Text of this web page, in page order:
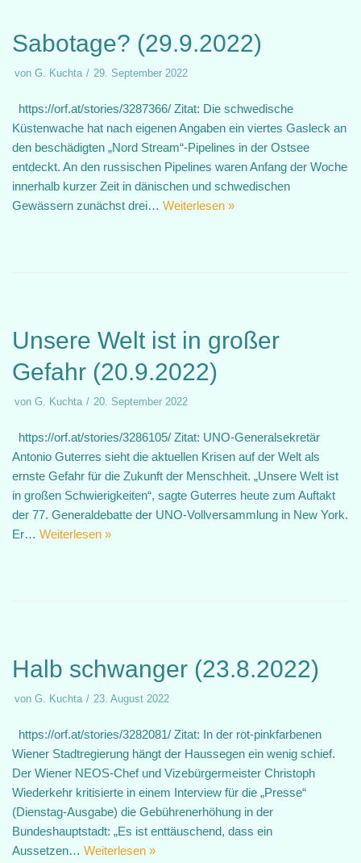
Sabotage? (29.9.2022)
von G. Kuchta 29. September 2022
https://orf.at/stories/3287366/ Zitat: Die schwedische
Küstenwache hat nach eigenen Angaben ein viertes Gasleck an
den beschädigten „Nord Stream“-Pipelines in der Ostsee
entdeckt. An den russischen Pipelines waren Anfang der Woche
innerhalb kurzer Zeit in dänischen und schwedischen
Gewässern zunächst drei… Weiterlesen »
Unsere Welt ist in großer
Gefahr (20.9.2022)
von G. Kuchta 20. September 2022
https://orf.at/stories/3286105/ Zitat: UNO-Generalsekretär
Antonio Guterres sieht die aktuellen Krisen auf der Welt als
ernste Gefahr für die Zukunft der Menschheit. „Unsere Welt ist
in großen Schwierigkeiten“, sagte Guterres heute zum Auftakt
der 77. Generaldebatte der UNO-Vollversammlung in New York.
Er… Weiterlesen »
Halb schwanger (23.8.2022)
von G. Kuchta 23. August 2022
https://orf.at/stories/3282081/ Zitat: In der rot-pinkfarbenen
Wiener Stadtregierung hängt der Haussegen ein wenig schief.
Der Wiener NEOS-Chef und Vizebürgermeister Christoph
Wiederkehr kritisierte in einem Interview für die „Presse“
(Dienstag-Ausgabe) die Gebührenerhöhung in der
Bundeshauptstadt: „Es ist enttäuschend, dass ein
Aussetzen… Weiterlesen »